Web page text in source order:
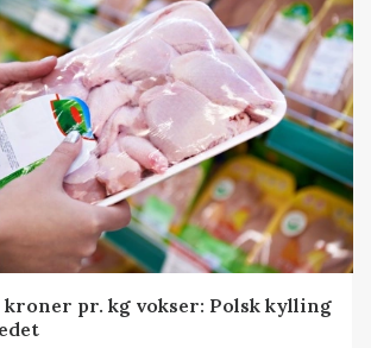
kroner pr. kg vokser: Polsk kylling